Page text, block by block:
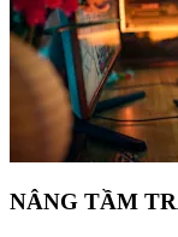
NÂNG TẦM